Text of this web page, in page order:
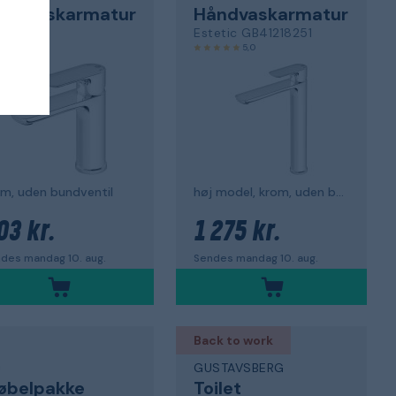
uden bundventil
kr.
mandag 10. aug.
Håndvaskarmatur
Estetic GB41218251
5,0
høj model, krom, uden bundventil
1 275 kr.
Sendes mandag 10. aug.
Back to work
GUSTAVSBERG
Toilet